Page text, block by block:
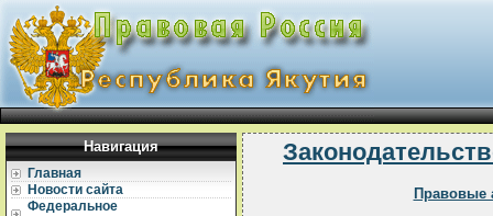
Навигация
Главная
Новости сайта
Федеральное
Правовые